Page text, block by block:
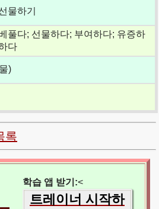
물하기
풀다; 선물하다; 부여하다; 유증하
다
)
록
학습 앱 받기:<
트레이너 시작하